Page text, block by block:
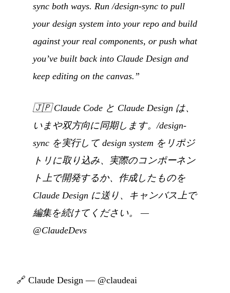
sync both ways. Run /design-sync to pull
your design system into your repo and build
against your real components, or push what
you’ve built back into Claude Design and
keep editing on the canvas.”
🇯🇵Claude Code と Claude Design は、
いまや双方向に同期します。/design-
sync を実行して design system をリポジ
トリに取り込み、実際のコンポーネン
ト上で開発するか、作成したものを
Claude Design に送り、キャンバス上で
編集を続けてください。
—
@ClaudeDevs
🔗 Claude Design — @claudeai